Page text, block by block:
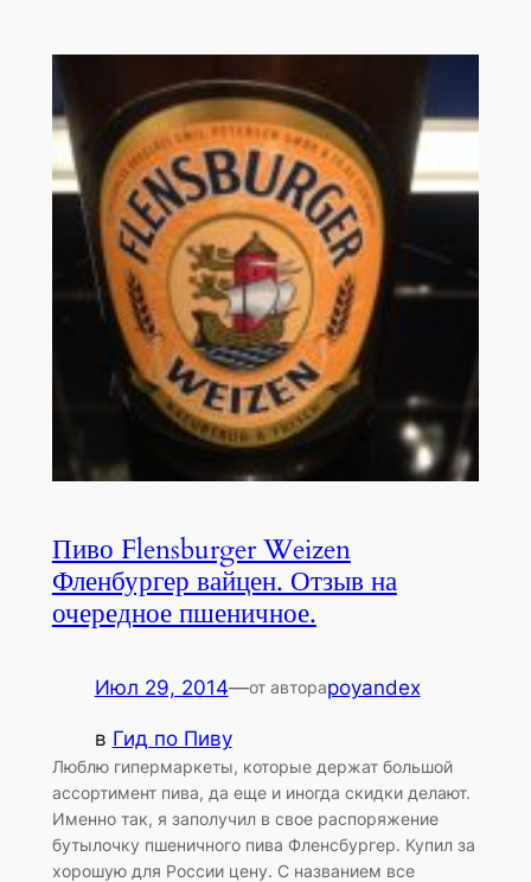
Пиво Flensburger Weizen
Фленбургер вайцен. Отзыв на
очередное пшеничное.
Июл 29, 2014—от автораpoyandex
в Гид по Пиву
Люблю гипермаркеты, которые держат большой
ассортимент пива, да еще и иногда скидки делают.
Именно так, я заполучил в свое распоряжение
бутылочку пшеничного пива Фленсбургер. Купил за
хорошую для России цену. С названием все